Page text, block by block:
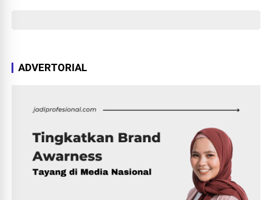
ADVERTORIAL